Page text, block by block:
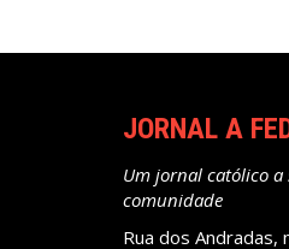
JORNAL A
Um jornal católico a
comunidade
Rua dos Andradas,